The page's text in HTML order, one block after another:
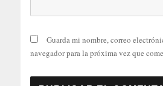
Guarda mi nombre, correo
navegador para la próxima vez que